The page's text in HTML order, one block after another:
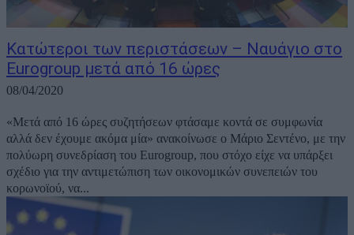
Κατώτεροι των περιστάσεων – Ναυάγιο στο
Eurogroup μετά από 16 ώρες
08/04/2020
«Μετά από 16 ώρες συζητήσεων φτάσαμε κοντά σε συμφωνία
αλλά δεν έχουμε ακόμα μία» ανακοίνωσε ο Μάριο Σεντένο, με την
πολύωρη συνεδρίαση του Eurogroup, που στόχο είχε να υπάρξει
σχέδιο για την αντιμετώπιση των οικονομικών συνεπειών του
κορωνοϊού, να...